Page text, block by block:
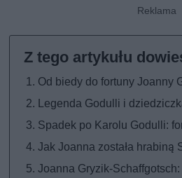
Od biedy do fortuny Joanny
Legenda Godulli i
Spadek po Karolu Godulli:
Jak Joanna została hrabiną
Joanna Gryzik-